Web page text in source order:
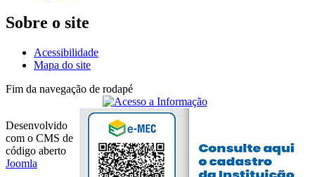
Sobre o site
Acessibilidade
Mapa do site
Fim da navegação de rodapé
Desenvolvido
com o CMS de
código aberto
Joomla